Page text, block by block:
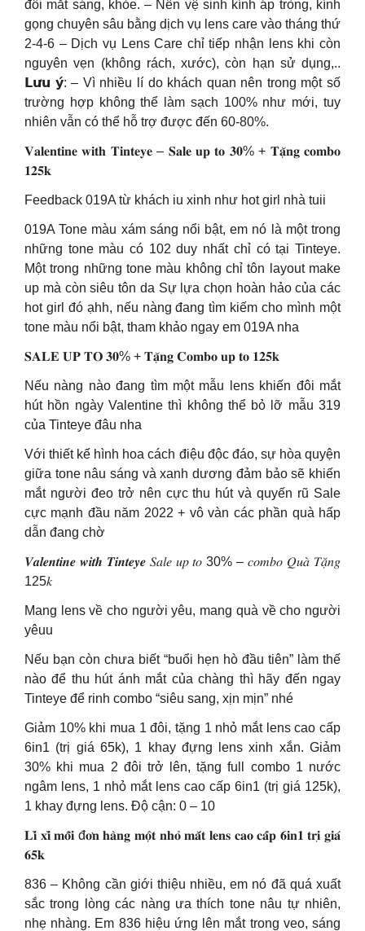
đôi mắt sáng, khỏe. – Nên vệ sinh kính áp tròng, kính
gọng chuyên sâu bằng dịch vụ lens care vào tháng thứ
2-4-6 – Dịch vụ Lens Care chỉ tiếp nhận lens khi còn
nguyên vẹn (không rách, xước), còn hạn sử dụng,..
𝗟𝘂̛𝘂 𝘆́: – Vì nhiều lí do khách quan nên trong một số
trường hợp không thể làm sạch 100% như mới, tuy
nhiên vẫn có thể hỗ trợ được đến 60-80%.
𝐕𝐚𝐥𝐞𝐧𝐭𝐢𝐧𝐞 𝐰𝐢𝐭𝐡 𝐓𝐢𝐧𝐭𝐞𝐲𝐞 – 𝐒𝐚𝐥𝐞 𝐮𝐩 𝐭𝐨 𝟑𝟎% + 𝐓𝐚̣̆𝐧𝐠 𝐜𝐨𝐦𝐛𝐨
𝟏𝟐𝟓𝐤
Feedback 019A từ khách iu xinh như hot girl nhà tuii
019A Tone màu xám sáng nổi bật, em nó là một trong
những tone màu có 102 duy nhất chỉ có tại Tinteye.
Một trong những tone màu không chỉ tôn layout make
up mà còn siêu tôn da Sự lựa chọn hoàn hảo của các
hot girl đó ạhh, nếu nàng đang tìm kiếm cho mình một
tone màu nổi bật, tham khảo ngay em 019A nha
𝐒𝐀𝐋𝐄 𝐔𝐏 𝐓𝐎 𝟑𝟎% + 𝐓𝐚̣̆𝐧𝐠 𝐂𝐨𝐦𝐛𝐨 𝐮𝐩 𝐭𝐨 𝟏𝟐𝟓𝐤
Nếu nàng nào đang tìm một mẫu lens khiến đôi mắt
hút hồn ngày Valentine thì không thể bỏ lỡ mẫu 319
của Tinteye đâu nha
Với thiết kế hình hoa cách điệu độc đáo, sự hòa quyện
giữa tone nâu sáng và xanh dương đảm bảo sẽ khiến
mắt người đeo trở nên cực thu hút và quyến rũ Sale
cực mạnh đầu năm 2022 + vô vàn các phần quà hấp
dẫn đang chờ
𝑽𝒂𝒍𝒆𝒏𝒕𝒊𝒏𝒆 𝒘𝒊𝒕𝒉 𝑻𝒊𝒏𝒕𝒆𝒚𝒆 𝑆𝑎𝑙𝑒 𝑢𝑝 𝑡𝑜 30% – 𝑐𝑜𝑚𝑏𝑜 𝑄𝑢𝑎̀ 𝑇𝑎̣̆𝑛𝑔
125𝑘
Mang lens về cho người yêu, mang quà về cho người
yêuu
Nếu bạn còn chưa biết “buổi hẹn hò đầu tiên” làm thế
nào để thu hút ánh mắt của chàng thì hãy đến ngay
Tinteye để rinh combo “siêu sang, xịn mịn” nhé
Giảm 10% khi mua 1 đôi, tặng 1 nhỏ mắt lens cao cấp
6in1 (trị giá 65k), 1 khay đựng lens xinh xắn. Giảm
30% khi mua 2 đôi trở lên, tặng full combo 1 nước
ngâm lens, 1 nhỏ mắt lens cao cấp 6in1 (trị giá 125k),
1 khay đựng lens. Độ cận: 0 – 10
𝐋𝐢̀ 𝐱𝐢̀ 𝐦𝐨̂̃𝐢 đ𝐨̛𝐧 𝐡𝐚̀𝐧𝐠 𝐦𝐨̣̂𝐭 𝐧𝐡𝐨̉ 𝐦𝐚̆́𝐭 𝐥𝐞𝐧𝐬 𝐜𝐚𝐨 𝐜𝐚̂́𝐩 𝟔𝐢𝐧𝟏 𝐭𝐫𝐢̣ 𝐠𝐢𝐚́
𝟔𝟓𝐤
836 – Không cần giới thiệu nhiều, em nó đã quá xuất
sắc trong lòng các nàng ưa thích tone nâu tự nhiên,
nhẹ nhàng. Em 836 hiệu ứng lên mắt trong veo, sáng